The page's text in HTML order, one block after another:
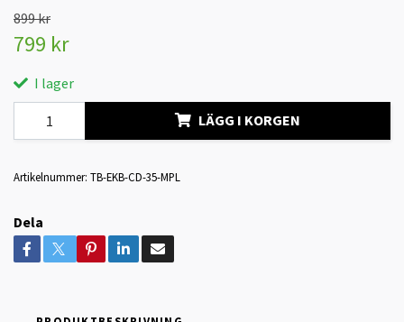
899 kr
799 kr
I lager
LÄGG I KORGEN
Artikelnummer: TB-EKB-CD-35-MPL
Dela